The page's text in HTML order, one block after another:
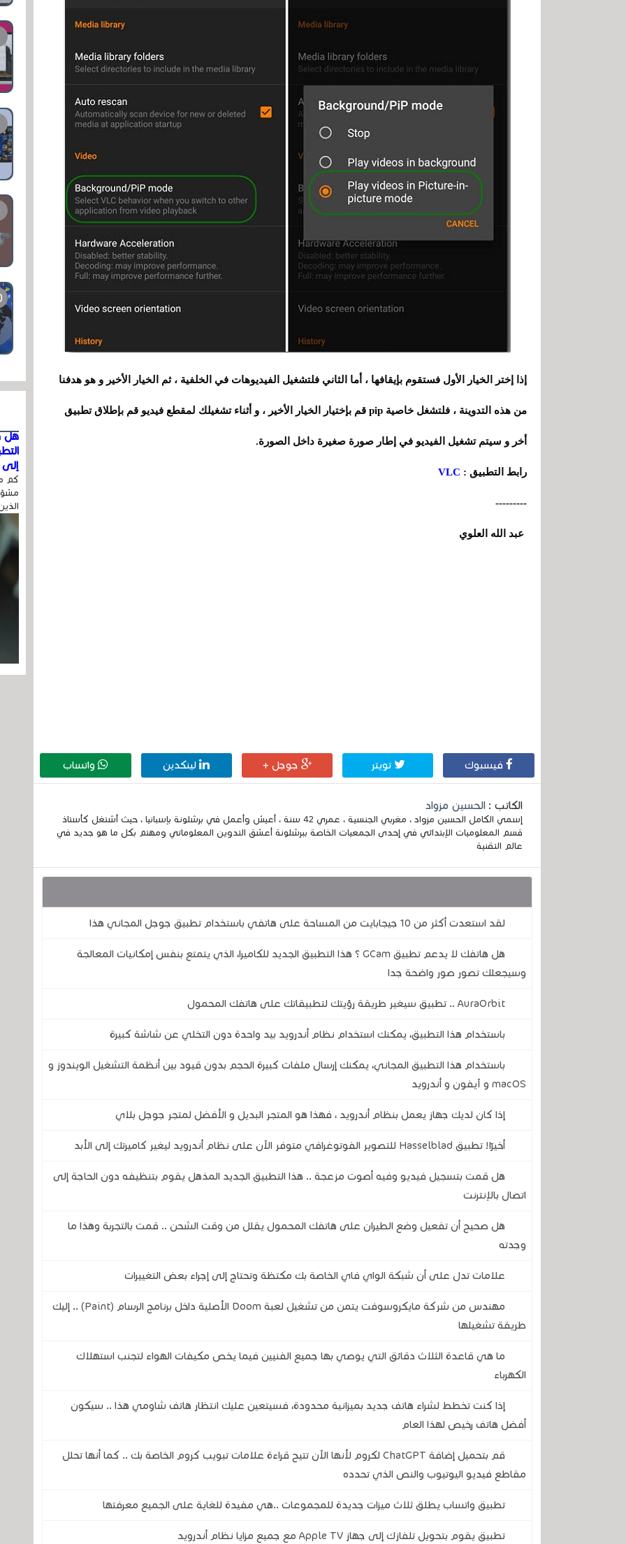
إذا إختر الخيار الأول فستقوم بإيقافها ، أما الثاني فلتشغيل الفيديوهات في الخلفية ، ثم الخيار الأخير و هو هدفنا
من هذه التدوينة ، فلتشغل خاصية pip قم بإختيار الخيار الأخير ، و أثناء تشغيلك لمقطع فيديو قم بإطلاق تطبيق
أخر و سيتم تشغيل الفيديو في إطار صورة صغيرة داخل الصورة.
رابط التطبيق : VLC
---------
عبد الله العلوي
فيسبوك تويتر جوجل + لينكدين واتساب
الكاتب : الحسين مزواد
إسمي الكامل الحسين مزواد ، مغربي الجنسية ، عمري 42 سنة ، أعيش وأعمل في برشلونة بإسبانيا ، حيث أشتغل كأستاذ
قسم المعلوميات الإبتدائي في إحدى الجمعيات الخاصة ببرشلونة أعشق التدوين المعلوماتي ومهتم بكل ما هو جديد في
عالم التقنية
لقد استعدت أكثر من 10 جيجابايت من المساحة على هاتفي باستخدام تطبيق جوجل المجاني هذا
هل هاتفك لا يدعم تطبيق GCam ؟ هذا التطبيق الجديد للكاميرا، الذي يتمتع بنفس إمكانيات المعالجة
وسيجعلك تصور صور واضحة جدا
AuraOrbit .. تطبيق سيغير طريقة رؤيتك لتطبيقاتك على هاتفك المحمول
باستخدام هذا التطبيق، يمكنك استخدام نظام أندرويد بيد واحدة دون التخلي عن شاشة كبيرة
باستخدام هذا التطبيق المجاني، يمكنك إرسال ملفات كبيرة الحجم بدون قيود بين أنظمة التشغيل الويندوز و
macOS و آيفون و أندرويد
إذا كان لديك جهاز يعمل بنظام أندرويد ، فهذا هو المتجر البديل و الأفضل لمتجر جوجل بلاي
أخيرًا! تطبيق Hasselblad للتصوير الفوتوغرافي متوفر الآن على نظام أندرويد ليغير كاميرتك إلى الأبد
هل قمت بتسجيل فيديو وفيه أصوت مزعجة .. هذا التطبيق الجديد المذهل يقوم بتنظيفه دون الحاجة إلى
اتصال بالإنترنت
هل صحيح أن تفعيل وضع الطيران على هاتفك المحمول يقلل من وقت الشحن .. قمت بالتجربة وهذا ما
وجدته
علامات تدل على أن شبكة الواي فاي الخاصة بك مكتظة وتحتاج إلى إجراء بعض التغييرات
مهندس من شركة مايكروسوفت يتمن من تشغيل لعبة Doom الأصلية داخل برنامج الرسام (Paint) .. إليك
طريقة تشغيلها
ما هي قاعدة الثلاث دقائق التي يوصي بها جميع الفنيين فيما يخص مكيفات الهواء لتجنب استهلاك
الكهرباء
إذا كنت تخطط لشراء هاتف جديد بميزانية محدودة، فسيتعين عليك انتظار هاتف شاومي هذا .. سيكون
أفضل هاتف رخيص لهذا العام
قم بتحميل إضافة ChatGPT لكروم لأنها الآن تتيح قراءة علامات تبويب كروم الخاصة بك .. كما أنها تحلل
مقاطع فيديو اليوتيوب والنص الذي تحدده
تطبيق واتساب يطلق ثلاث ميزات جديدة للمجموعات ..هي مفيدة للغاية على الجميع معرفتها
تطبيق يقوم بتحويل تلفازك إلى جهاز Apple TV مع جميع مزايا نظام أندرويد
هل
إلى
كم